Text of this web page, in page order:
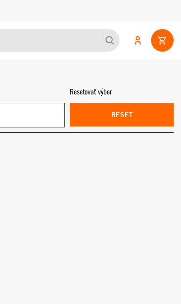
Resetovať výber
RESET